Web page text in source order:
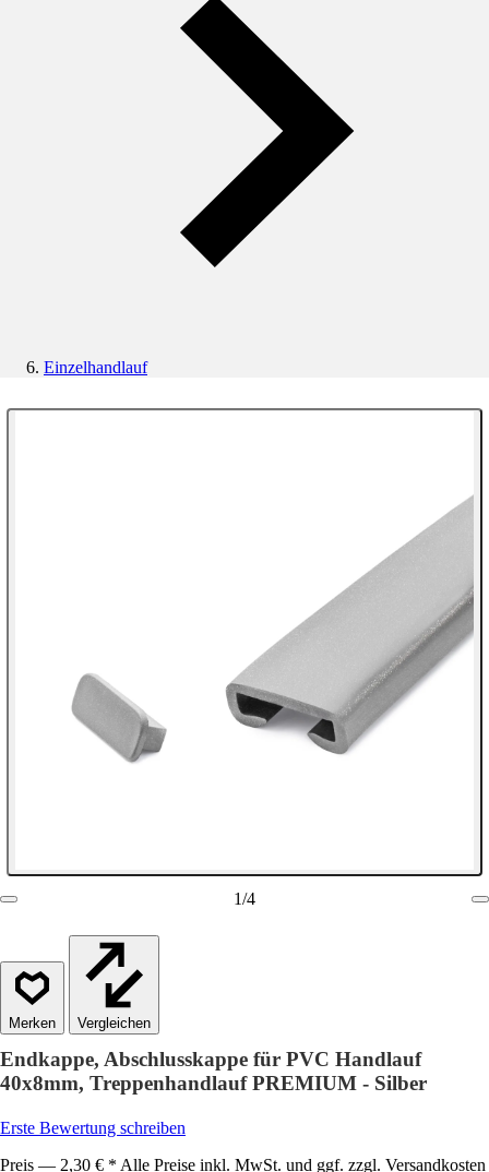
Einzelhandlauf
1/4
Vergleichen
Endkappe, Abschlusskappe für PVC Handlauf
40x8mm, Treppenhandlauf PREMIUM - Silber
Erste Bewertung schreiben
Preis — 2,30 € * Alle Preise inkl. MwSt. und ggf. zzgl. Versandkosten